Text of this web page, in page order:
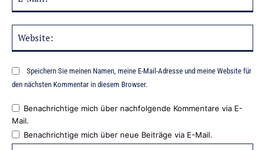
Speichern Sie meinen Namen, meine E-Mail-Adresse und meine Website für
den nächsten Kommentar in diesem Browser.
Benachrichtige mich über nachfolgende Kommentare via E-
Mail.
Benachrichtige mich über neue Beiträge via E-Mail.